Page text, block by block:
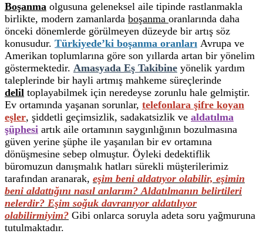
Boşanma olgusuna geleneksel aile tipinde rastlanmakla
birlikte, modern zamanlarda boşanma oranlarında daha
önceki dönemlerde görülmeyen düzeyde bir artış söz
konusudur. Türkiyede’ki boşanma oranları Avrupa ve
Amerikan toplumlarına göre son yıllarda artan bir yönelim
göstermektedir. Amasyada Eş Takibine yönelik yardım
taleplerinde bir hayli artmış mahkeme süreçlerinde
delil toplayabilmek için neredeyse zorunlu hale gelmiştir.
Ev ortamında yaşanan sorunlar, telefonlara şifre koyan
eşler, şiddetli geçimsizlik, sadakatsizlik ve aldatılma
şüphesi artık aile ortamının saygınlığının bozulmasına
güven yerine şüphe ile yaşanılan bir ev ortamına
dönüşmesine sebep olmuştur. Öyleki dedektiflik
büromuzun danışmalık hatları sürekli müşterilerimiz
tarafından aranarak, eşim beni aldatıyor olabilir, eşimin
beni aldattığını nasıl anlarım? Aldatılmanın belirtileri
nelerdir? Eşim soğuk davranıyor aldatılıyor
olabilirmiyim? Gibi onlarca soruyla adeta soru yağmuruna
tutulmaktadır.